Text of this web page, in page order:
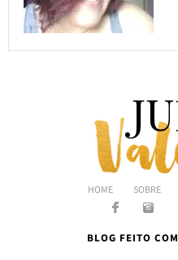
HOME SOBRE
BLOG FEITO COM